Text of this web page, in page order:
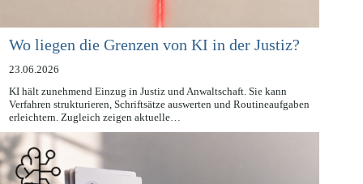
Wo liegen die Grenzen von KI in der Justiz?
23.06.2026
KI hält zunehmend Einzug in Justiz und Anwaltschaft. Sie kann
Verfahren strukturieren, Schriftsätze auswerten und Routineaufgaben
erleichtern. Zugleich zeigen aktuelle…